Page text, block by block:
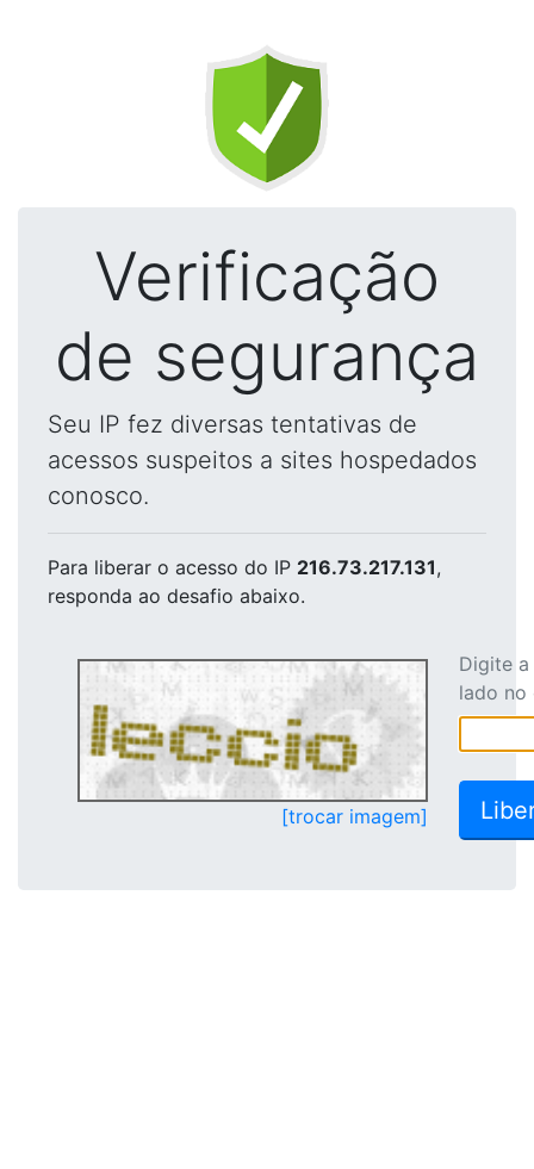
Verificação
de segurança
Seu IP fez diversas tentativas de
acessos suspeitos a sites hospedados
conosco.
Para liberar o acesso do IP 216.73.217.131,
responda ao desafio abaixo.
[trocar imagem]
Digite
lado no